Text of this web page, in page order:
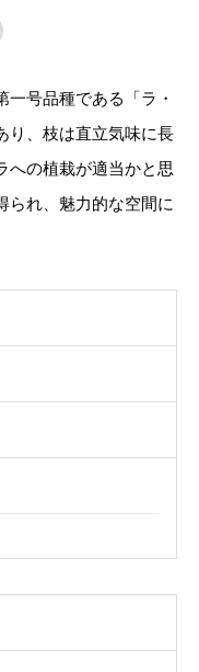
なるため、苗のお
ております。
類、生育形態、生
動するため、カー
メール」にて、送
到着後にキャンセ
「お問い合わせフ
ます。
号品種である「ラ・
り、枝は直立気味に長
への植栽が適当かと思
られ、魅力的な空間に